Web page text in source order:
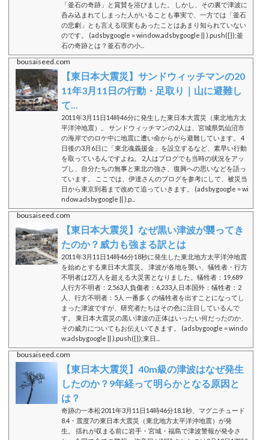
「釜石の奇跡」と賞賛を浴びました。 しかし、その裏で津波に
呑み込まれてしまった人がいることも事実で、一方では「釜石
の悲劇」とも言える現実もあったことはあまり知られていない
のです。 (adsbygoogle = window.adsbygoogle || ).push({});釜
石の奇跡とは？釜石市の小...
bousaiseed.com
【東日本大震災】サンドウィッチマンの20
11年3月11日の行動・足取り｜山に避難し
て...
2011年3月11日14時46分に発生した東日本大震災（東北地方太
平洋沖地震）。 サンドウィッチマンの2人は、宮城県気仙沼市
の海岸でのロケ中に地震に遭い命からがら避難しています。 4
日後の3月6日に「東北魂義援金」を設立するなど、素早い行動
を取っているんですよね。 2人はブログでも当時の状況をアッ
プし、自分たちの無事と東北の強さ、復興への思いなどを語っ
ています。 ここでは、伊達さんのブログを参考にして、被災当
日から東京到着まで改めて追っていきます。 (adsbygoogle = wi
ndow.adsbygoogle || ).p...
bousaiseed.com
【東日本大震災】なぜ黒い津波が襲ってき
たのか？威力も強まる訳とは
2011年3月11日14時46分18秒に発生した東北地方太平洋沖地震
を始めとする東日本大震災。 津波が各地を襲い、犠牲者・行方
不明者は2万人を超える大災害となりました。犠牲者：19,689
人行方不明者：2,563人負傷者：6,233人日本国外：犠牲者：2
人、行方不明者：5人 一番多くの犠牲者を出すことになってし
まった津波ですが、研究者たちはその色に注目しているんで
す。 東日本大震災の黒い津波の正体はいったい何だったのか、
その威力についてもお伝えいてきます。 (adsbygoogle = windo
w.adsbygoogle || ).push({});東日...
bousaiseed.com
【東日本大震災】40m級の津波はなぜ発生
したのか？9年経って明らかとなる原因と
は？
奇跡の一本松2011年3月11日14時46分18.1秒、マグニチュード
8.4・震度7の東日本大震災（東北地方太平洋沖地震）が発
生。 揺れが収まる前に岩手・宮城・福島で津波警報が発令さ